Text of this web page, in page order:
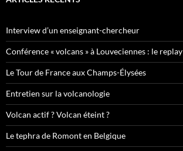
Interview d’un enseignant-chercheur
Conférence « volcans » à Louveciennes : le replay
Le Tour de France aux Champs-Élysées
Entretien sur la volcanologie
Volcan actif ? Volcan éteint ?
Le tephra de Romont en Belgique